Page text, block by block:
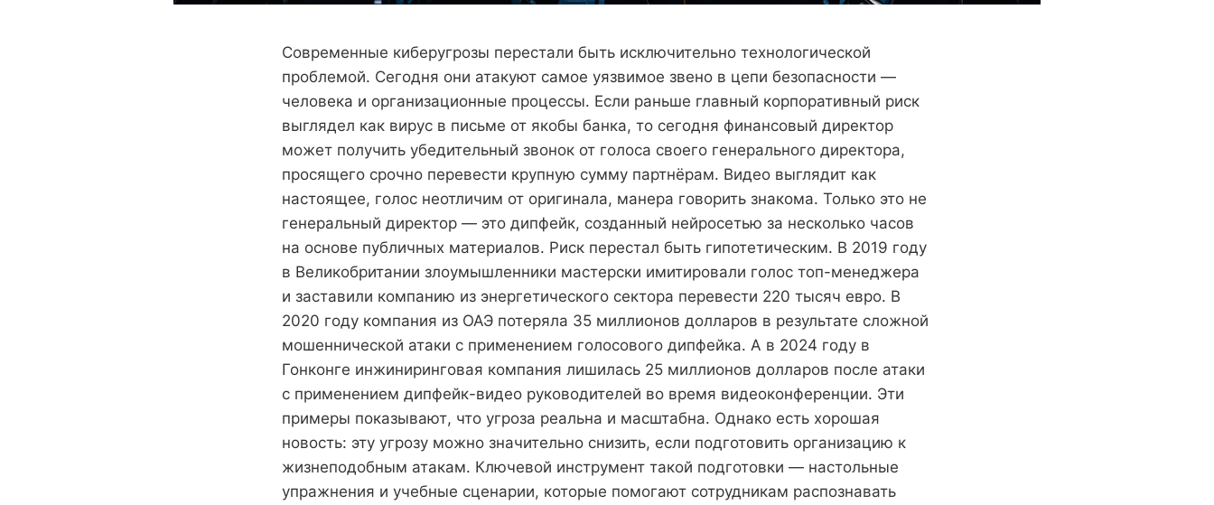
Современные киберугрозы перестали быть исключительно технологической
проблемой. Сегодня они атакуют самое уязвимое звено в цепи безопасности —
человека и организационные процессы. Если раньше главный корпоративный риск
выглядел как вирус в письме от якобы банка, то сегодня финансовый директор
может получить убедительный звонок от голоса своего генерального директора,
просящего срочно перевести крупную сумму партнёрам. Видео выглядит как
настоящее, голос неотличим от оригинала, манера говорить знакома. Только это не
генеральный директор — это дипфейк, созданный нейросетью за несколько часов
на основе публичных материалов. Риск перестал быть гипотетическим. В 2019 году
в Великобритании злоумышленники мастерски имитировали голос топ-менеджера
и заставили компанию из энергетического сектора перевести 220 тысяч евро. В
2020 году компания из ОАЭ потеряла 35 миллионов долларов в результате сложной
мошеннической атаки с применением голосового дипфейка. А в 2024 году в
Гонконге инжиниринговая компания лишилась 25 миллионов долларов после атаки
с применением дипфейк-видео руководителей во время видеоконференции. Эти
примеры показывают, что угроза реальна и масштабна. Однако есть хорошая
новость: эту угрозу можно значительно снизить, если подготовить организацию к
жизнеподобным атакам. Ключевой инструмент такой подготовки — настольные
упражнения и учебные сценарии, которые помогают сотрудникам распознавать